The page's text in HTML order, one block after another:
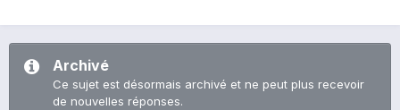
Archivé
Ce sujet est désormais archivé et ne peut plus recevoir
de nouvelles réponses.